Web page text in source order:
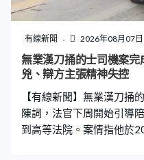
有線新聞 2026年08月07日
無業漢刀捅的士司機案
兇、辯方主張精神失控
【有線新聞】無業漢刀捅
陳詞，法官下周開始引導
到高等法院。案情指他於